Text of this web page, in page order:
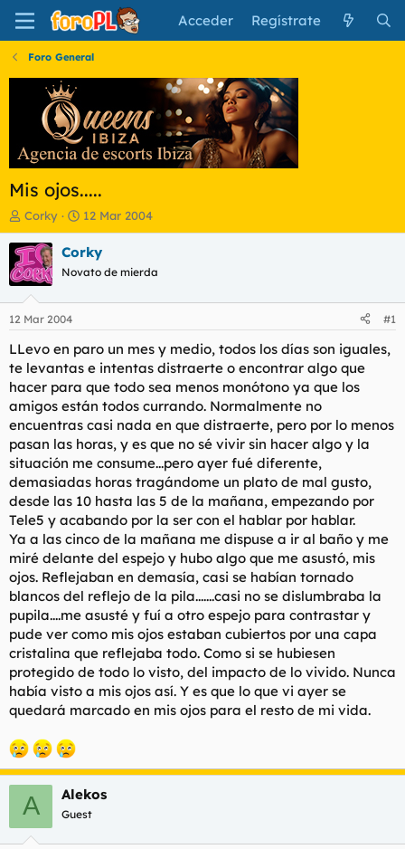
Acceder Regístrate
Foro General
Mis ojos.....
I
n
i
c
i
a
d
o
r
d
e
l
t
e
m
a
Corky
F
e
c
a
i
n
c
o
12 Mar 2004
Corky
Novato de mierda
12 Mar 2004 #1
LLevo en paro un mes y medio, todos los días son iguales,
te levantas e intentas distraerte o encontrar algo que
hacer para que todo sea menos monótono ya que los
amigos están todos currando. Normalmente no
encuentras casi nada en que distraerte, pero por lo menos
pasan las horas, y es que no sé vivir sin hacer algo y la
situación me consume...pero ayer fué diferente,
demasiadas horas tragándome un plato de mal gusto,
desde las 10 hasta las 5 de la mañana, empezando por
Tele5 y acabando por la ser con el hablar por hablar.
Ya a las cinco de la mañana me dispuse a ir al baño y me
miré delante del espejo y hubo algo que me asustó, mis
ojos. Reflejaban en demasía, casi se habían tornado
blancos del reflejo de la pila.......casi no se dislumbraba la
pupila....me asusté y fuí a otro espejo para contrastar y
pude ver como mis ojos estaban cubiertos por una capa
cristalina que reflejaba todo. Como si se hubiesen
protegido de todo lo visto, del impacto de lo vivido. Nunca
había visto a mis ojos así. Y es que lo que vi ayer se
quedará marcado en mis ojos para el resto de mi vida.
A Alekos
Guest